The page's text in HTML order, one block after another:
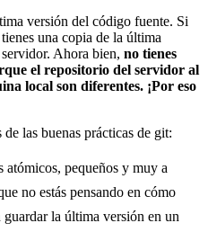
versión del código fuente. Si
una copia de la última
Ahora bien, no tienes
el repositorio del servidor al
local son diferentes. ¡Por eso
las buenas prácticas de git:
atómicos, pequeños y muy a
no estás pensando en cómo
la última versión en un